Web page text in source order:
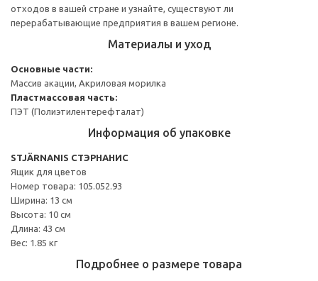
отходов в вашей стране и узнайте, существуют ли
перерабатывающие предприятия в вашем регионе.
Материалы и уход
Основные части:
Массив акации, Акриловая морилка
Пластмассовая часть:
ПЭТ (Полиэтилентерефталат)
Информация об упаковке
STJÄRNANIS СТЭРНАНИС
Ящик для цветов
Номер товара: 105.052.93
Ширина: 13 см
Высота: 10 см
Длина: 43 см
Вес: 1.85 кг
Подробнее о размере товара